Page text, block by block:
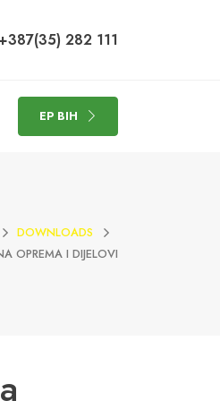
+387(35) 282 111
EP BIH
DOWNLOADS
OPREMA I DIJELOVI